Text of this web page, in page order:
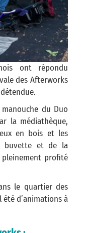
ont répondu
des Afterworks
du Duo
la médiathèque,
en bois et les
buvette et de la
profité
le quartier des
été d’animations à